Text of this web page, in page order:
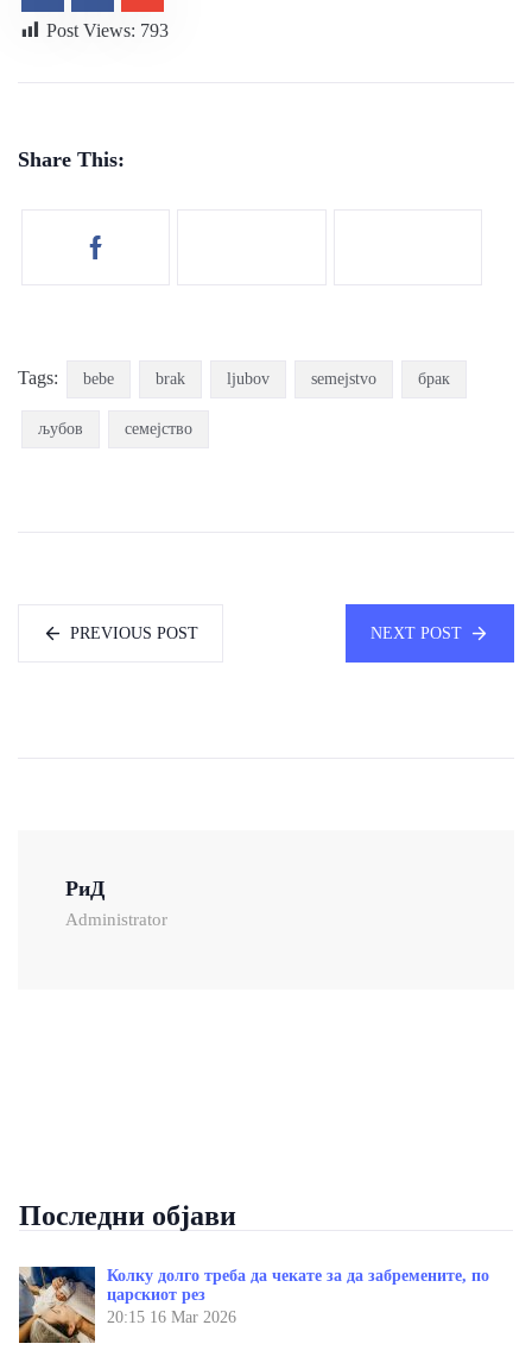
Post Views: 793
Share This:
Tags: bebe brak ljubov semejstvo брак
љубов семејство
PREVIOUS POST NEXT POST
РиД
Administrator
Последни објави
Колку долго треба да чекате за да забремените, по
царскиот рез
20:15 16 Mar 2026